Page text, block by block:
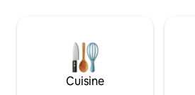
divertissements . Venez voir pourquoi
c'est l'endroit idéal pour vous ! De plus,
avec des équipements incroyables
qu'une piscine sur le toit, un centre
Cuisine